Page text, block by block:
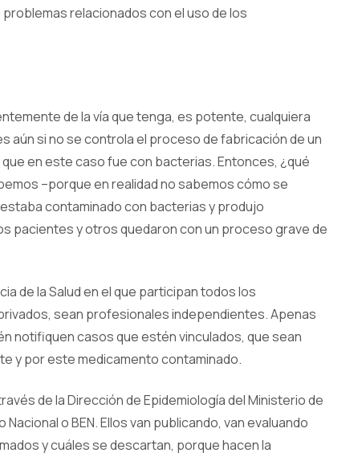
relacionados con el uso de los
de la vía que tenga, es potente, cualquiera
aún si no se controla el proceso de fabricación de un
en este caso fue con bacterias. Entonces, ¿qué
–porque en realidad no sabemos cómo se
contaminado con bacterias y produjo
pacientes y otros quedaron con un proceso grave de
de la Salud en el que participan todos los
sean profesionales independientes. Apenas
notifiquen casos que estén vinculados, que sean
y por este medicamento contaminado.
de la Dirección de Epidemiología del Ministerio de
o BEN. Ellos van publicando, van evaluando
y cuáles se descartan, porque hacen la